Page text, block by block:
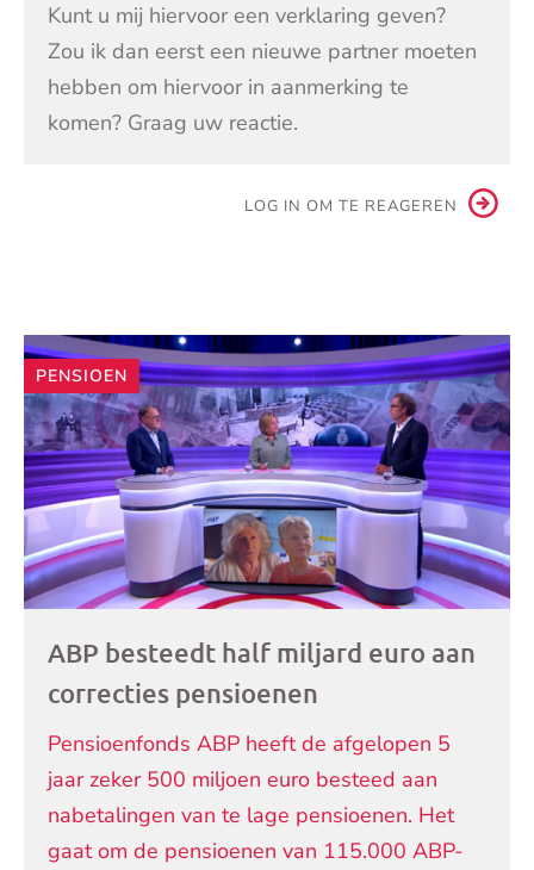
Kunt u mij hiervoor een verklaring geven?
Zou ik dan eerst een nieuwe partner moeten
hebben om hiervoor in aanmerking te
komen? Graag uw reactie.
LOG IN OM TE REAGEREN
Andere
artikelen
PENSIOEN
ABP besteedt half miljard euro aan
correcties pensioenen
Pensioenfonds ABP heeft de afgelopen 5
jaar zeker 500 miljoen euro besteed aan
nabetalingen van te lage pensioenen. Het
gaat om de pensioenen van 115.000 ABP-